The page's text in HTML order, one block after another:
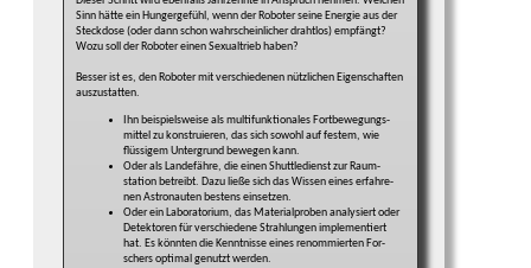
Sinn hätte ein Hunger­gefühl, wenn der Roboter seine Ener­gie aus der
Steck­dose (oder dann schon wahr­schein­licher draht­los) empfängt?
Wozu soll der Roboter einen Sexual­trieb haben?
Besser ist es, den Robo­ter mit verschie­denen nütz­lichen Eigen­schaften
auszu­statten.
Ihn beispiels­weise als multi­funktionales Fort­bewegungs­
mittel zu konstruieren, das sich sowohl auf festem, wie
flüssi­gem Unter­grund bewe­gen kann.
Oder als Lande­fähre, die einen Shuttle­dienst zur Raum­
station be­treibt. Dazu ließe sich das Wissen eines erfahre­
nen Astro­nauten bestens ein­setzen.
Oder ein Labora­torium, das Material­proben analy­siert oder
Detek­toren für verschiedene Strahl­ungen implemen­tiert
hat. Es könnten die Kennt­nisse eines renommier­ten For­
schers opti­mal ge­nutzt werden.